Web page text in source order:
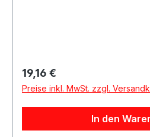
biegbar Lieferung als Rolle
passenden AN-Fittings
Dünnwandiges
Außendurchmesser und 2
Regulärer Preis:
19,16 €
Preise inkl. MwSt. zzgl.
In den